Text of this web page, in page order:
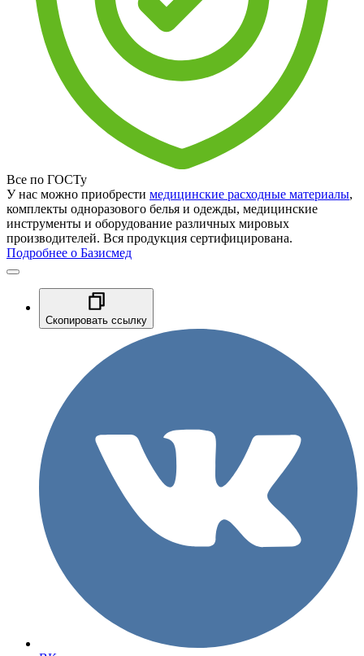
Все по ГОСТу
У нас можно приобрести медицинские расходные материалы,
комплекты одноразового белья и одежды, медицинские
инструменты и оборудование различных мировых
производителей. Вся продукция сертифицирована.
Подробнее о Базисмед
Скопировать ссылку